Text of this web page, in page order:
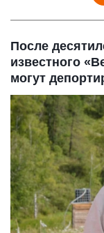
После
известного
могут